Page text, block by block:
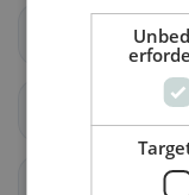
Vaz/Obervaz